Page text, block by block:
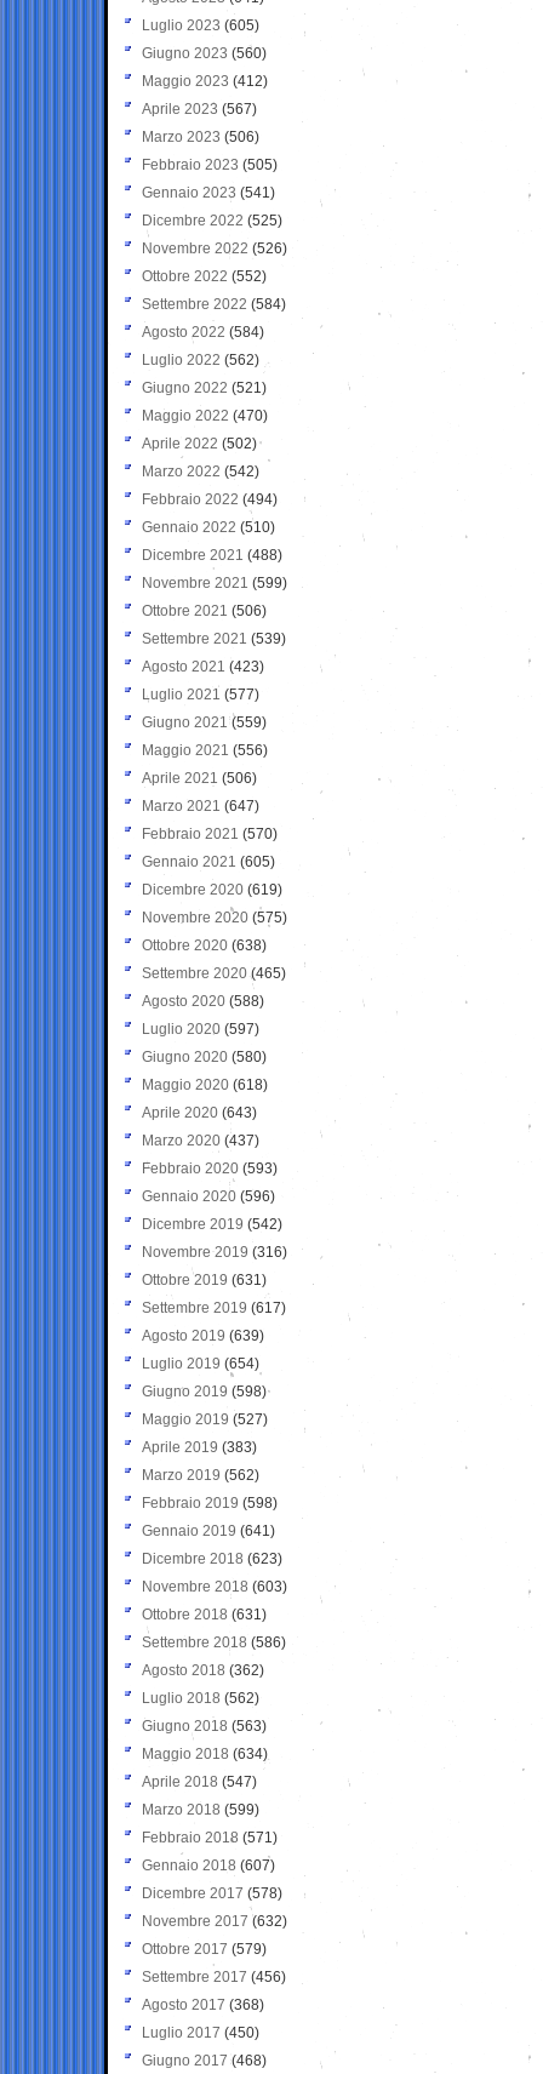
Luglio 2023 (605)
Giugno 2023 (560)
Maggio 2023 (412)
Aprile 2023 (567)
Marzo 2023 (506)
Febbraio 2023 (505)
Gennaio 2023 (541)
Dicembre 2022 (525)
Novembre 2022 (526)
Ottobre 2022 (552)
Settembre 2022 (584)
Agosto 2022 (584)
Luglio 2022 (562)
Giugno 2022 (521)
Maggio 2022 (470)
Aprile 2022 (502)
Marzo 2022 (542)
Febbraio 2022 (494)
Gennaio 2022 (510)
Dicembre 2021 (488)
Novembre 2021 (599)
Ottobre 2021 (506)
Settembre 2021 (539)
Agosto 2021 (423)
Luglio 2021 (577)
Giugno 2021(559)
Maggio 2021 (556)
Aprile 2021 (506)
Marzo 2021 (647)
Febbraio 2021 (570)
Gennaio 2021 (605)
Dicembre 2020 (619)
Novembre 2020 (575)
Ottobre 2020 (638)
Settembre 2020(465)
Agosto 2020 (588)
Luglio 2020 (597)
Giugno 2020 (580)
Maggio 2020 (618)
Aprile 2020 (643)
Marzo 2020 (437)
Febbraio 2020 (593)
Gennaio 2020 (596)
Dicembre 2019 (542)
Novembre 2019 (316)
Ottobre 2019 (631)
Settembre 2019 (617)
Agosto 2019 (639)
Luglio 2019 (654)
Giugno 2019 (598)
Maggio 2019 (527)
Aprile 2019 (383)
Marzo 2019 (562)
Febbraio 2019 (598)
Gennaio 2019 (641)
Dicembre 2018 (623)
Novembre 2018 (603)
Ottobre 2018 (631)
Settembre 2018 (586)
Agosto 2018 (362)
Luglio 2018 (562)
Giugno 2018 (563)
Maggio 2018 (634)
Aprile 2018 (547)
Marzo 2018 (599)
Febbraio 2018 (571)
Gennaio 2018 (607)
Dicembre 2017 (578)
Novembre 2017 (632)
Ottobre 2017 (579)
Settembre 2017 (456)
Agosto 2017 (368)
Luglio 2017 (450)
Giugno 2017 (468)